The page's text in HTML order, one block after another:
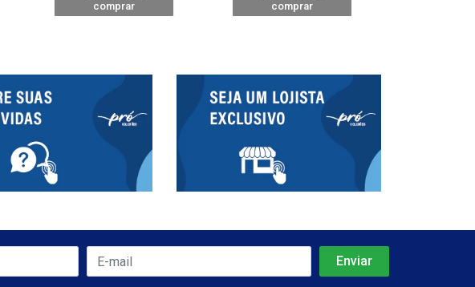
comprar
comprar